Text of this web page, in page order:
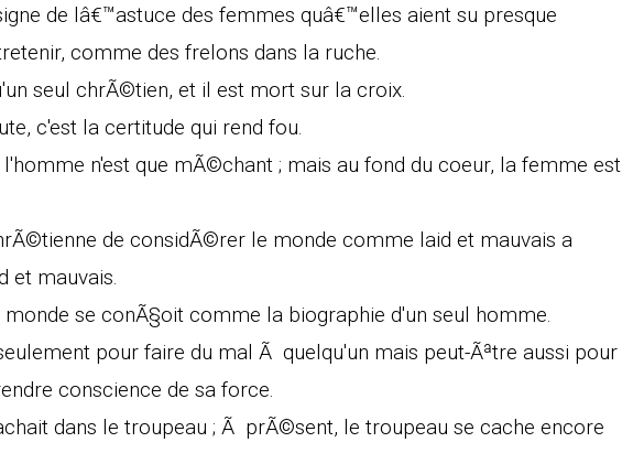
de lâ€™astuce des femmes quâ€™elles aient su presque
comme des frelons dans la ruche.
seul chrÃ©tien, et il est mort sur la croix.
c'est la certitude qui rend fou.
n'est que mÃ©chant ; mais au fond du coeur, la femme est
de considÃ©rer le monde comme laid et mauvais a
et mauvais.
se conÃ§oit comme la biographie d'un seul homme.
pour faire du mal Ã quelqu'un mais peut-Ãªtre aussi pour
conscience de sa force.
dans le troupeau ; Ã prÃ©sent, le troupeau se cache encore